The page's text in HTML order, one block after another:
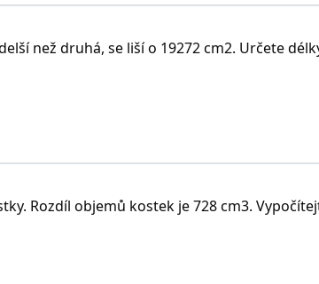
než druhá, se liší o 19272 cm2. Určete
Rozdíl objemů kostek je 728 cm3.